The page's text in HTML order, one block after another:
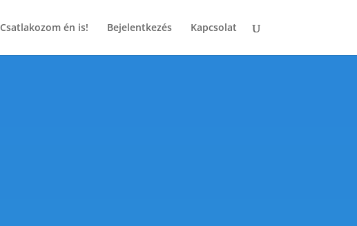
Csatlakozom én is! Bejelentkezés Kapcsolat